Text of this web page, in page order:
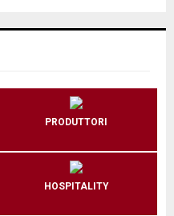
PRODUTTORI
HOSPITALITY